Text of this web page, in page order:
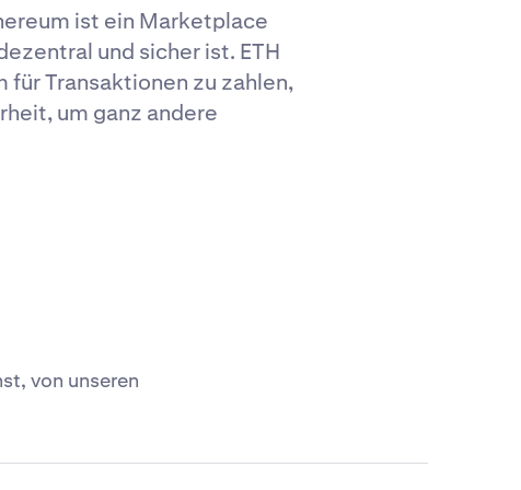
ist ein Marketplace
und sicher ist. ETH
Transaktionen zu zahlen,
um ganz andere
von unseren